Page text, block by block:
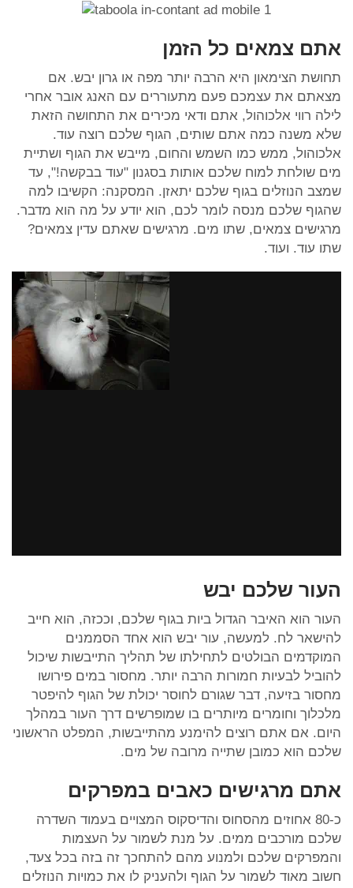
אתם צמאים כל הזמן
תחושת הצימאון היא הרבה יותר מפה או גרון יבש. אם
מצאתם את עצמכם פעם מתעוררים עם האנג אובר אחרי
לילה רווי אלכוהול, אתם ודאי מכירים את התחושה הזאת
שלא משנה כמה אתם שותים, הגוף שלכם רוצה עוד.
אלכוהול, ממש כמו השמש והחום, מייבש את הגוף ושתיית
מים שולחת למוח שלכם אותות בסגנון "עוד בבקשה!", עד
שמצב הנוזלים בגוף שלכם יתאזן. המסקנה: הקשיבו למה
שהגוף שלכם מנסה לומר לכם, הוא יודע על מה הוא מדבר.
מרגישים צמאים, שתו מים. מרגישים שאתם עדין צמאים?
שתו עוד. ועוד.
העור שלכם יבש
העור הוא האיבר הגדול ביות בגוף שלכם, וככזה, הוא חייב
להישאר לח. למעשה, עור יבש הוא אחד הסממנים
המוקדמים הבולטים לתחילתו של תהליך התייבשות שיכול
להוביל לבעיות חמורות הרבה יותר. מחסור במים פירושו
מחסור בזיעה, דבר שגורם לחוסר יכולת של הגוף להיפטר
מלכלוך וחומרים מיותרים בו שמופרשים דרך העור במהלך
היום. אם אתם רוצים להימנע מהתייבשות, המפלט הראשוני
שלכם הוא כמובן שתייה מרובה של מים.
אתם מרגישים כאבים במפרקים
כ-80 אחוזים מהסחוס והדיסקוס המצויים בעמוד השדרה
שלכם מורכבים ממים. על מנת לשמור על העצמות
והמפרקים שלכם ולמנוע מהם להתחכך זה בזה בכל צעד,
חשוב מאוד לשמור על הגוף ולהעניק לו את כמויות הנוזלים